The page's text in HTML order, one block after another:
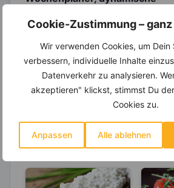
Cookie-Zustimmung –
Wir verwenden Cookies, um Dein
verbessern, individuelle Inhalte
Datenverkehr zu analysieren.
akzeptieren" klickst, stimmst Du
Cookies zu.
Anpassen Alle ablehnen
-Mitgliedschaft und
viele hilfreiche und zeitsparende
um Deine Ernährung optimal zu gestalten.
Erfahre mehr über die
dieses Rezepts